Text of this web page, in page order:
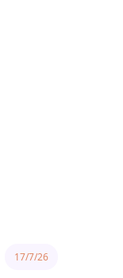
17/7/26